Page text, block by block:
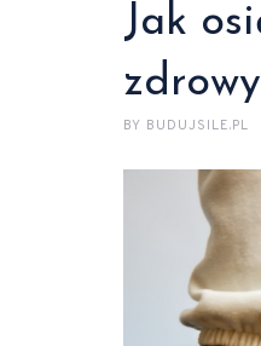
Jak
BY BUDUJSILE.PL